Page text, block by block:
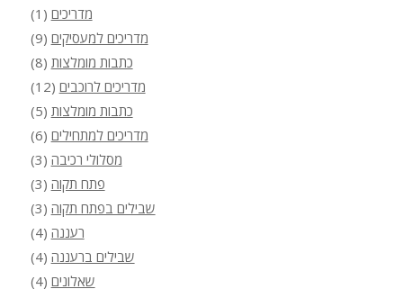
מדריכים (1)
מדריכים למעסיקים (9)
כתבות מומלצות (8)
מדריכים לרוכבים (12)
כתבות מומלצות (5)
מדריכים למתחילים (6)
מסלולי רכיבה (3)
פתח תקוה (3)
שבילים בפתח תקוה (3)
רעננה (4)
שבילים ברעננה (4)
שאלונים (4)